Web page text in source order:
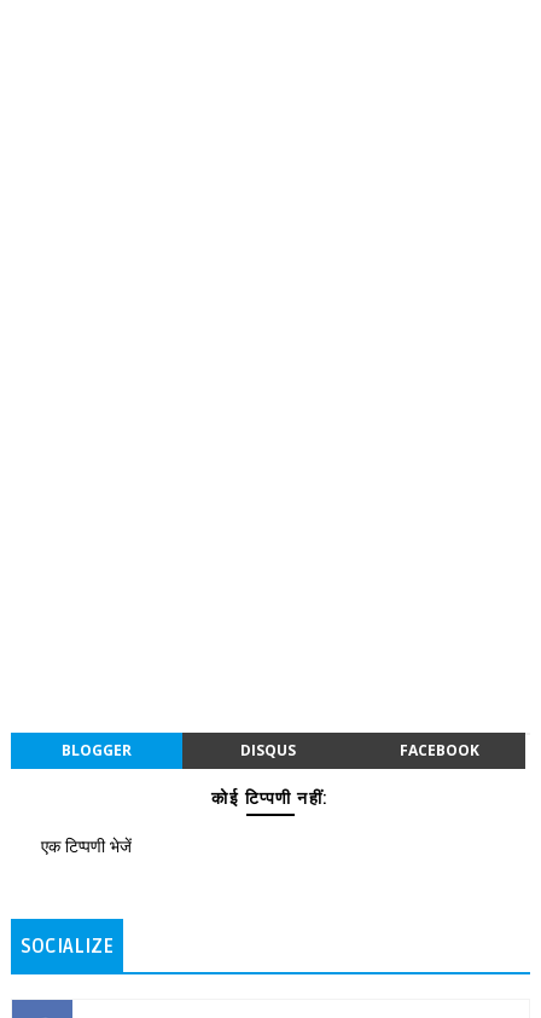
BLOGGER DISQUS FACEBOOK
कोई टिप्पणी नहीं:
एक टिप्पणी भेजें
SOCIALIZE